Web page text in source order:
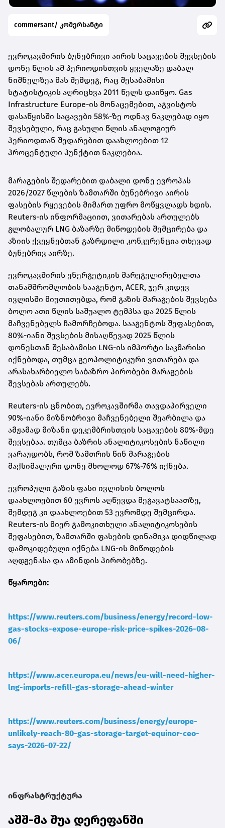
commersant/ კომერსანტი
ევროკავშირის ბუნებრივი აირის საცავების შევსების
დონე წლის ამ პერიოდისთვის ყველაზე დაბალ
ნიშნულზეა მას შემდეგ, რაც შესაბამისი
სტატისტიკის აღრიცხვა 2011 წელს დაიწყო. Gas
Infrastructure Europe-ის მონაცემებით, აგვისტოს
დასაწყისში საცავები 58%-ზე ოდნავ ნაკლებად იყო
შევსებული, რაც გასული წლის ანალოგიურ
პერიოდთან შედარებით დაახლოებით 12
პროცენტული პუნქტით ნაკლებია.
მარაგების შედარებით დაბალი დონე ევროპას
2026/2027 წლების ზამთარში ბუნებრივი აირის
ფასების რყევების მიმართ უფრო მოწყვლადს ხდის.
Reuters-ის ინფორმაციით, ვითარებას ართულებს
გლობალურ LNG ბაზარზე მიწოდების შემცირება და
აზიის ქვეყნებთან გაზრდილი კონკურენცია თხევად
ბუნებრივ აირზე.
ევროკავშირის ენერგეტიკის მარეგულირებელთა
თანამშრომლობის სააგენტო, ACER, ჯერ კიდევ
ივლისში მიუთითებდა, რომ გაზის მარაგების შევსება
ბოლო ათი წლის საშუალო ტემპსა და 2025 წლის
მაჩვენებელს ჩამორჩებოდა. სააგენტოს შეფასებით,
80%-იანი შევსების მისაღწევად 2025 წლის
დონესთან შესაბამისი LNG-ის იმპორტი საკმარისი
იქნებოდა, თუმცა გეოპოლიტიკური ვითარება და
არასახარბიელო საბაზრო პირობები მარაგების
შევსებას ართულებს.
Reuters-ის ცნობით, ევროკავშირმა თავდაპირველი
90%-იანი მიზნობრივი მაჩვენებელი შეარბილა და
ამჟამად მიზანი დეკემბრისთვის საცავების 80%-მდე
შევსებაა. თუმცა ბაზრის ანალიტიკოსების ნაწილი
ვარაუდობს, რომ ზამთრის წინ მარაგების
მაქსიმალური დონე მხოლოდ 67%-76% იქნება.
ევროპული გაზის ფასი ივლისის ბოლოს
დაახლოებით 60 ევროს აღწევდა მეგავატსაათზე,
შემდეგ კი დაახლოებით 53 ევრომდე შემცირდა.
Reuters-ის მიერ გამოკითხული ანალიტიკოსების
შეფასებით, ზამთარში ფასების დინამიკა დიდწილად
დამოკიდებული იქნება LNG-ის მიწოდების
აღდგენასა და ამინდის პირობებზე.
წყაროები:
https://www.reuters.com/business/energy/record-low-
gas-stocks-expose-europe-risk-price-spikes-2026-08-
06/
https://www.acer.europa.eu/news/eu-will-need-higher-
lng-imports-refill-gas-storage-ahead-winter
https://www.reuters.com/business/energy/europe-
unlikely-reach-80-gas-storage-target-equinor-ceo-
says-2026-07-22/
ინფრასტრუქტურა
აშშ-მა შუა დერეფანში